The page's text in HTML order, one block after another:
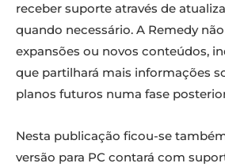
receber suporte através de
quando necessário. A Remedy
expansões ou novos conteúdos,
que partilhará mais informações
planos futuros numa fase
Nesta publicação ficou-se
versão para PC contará com